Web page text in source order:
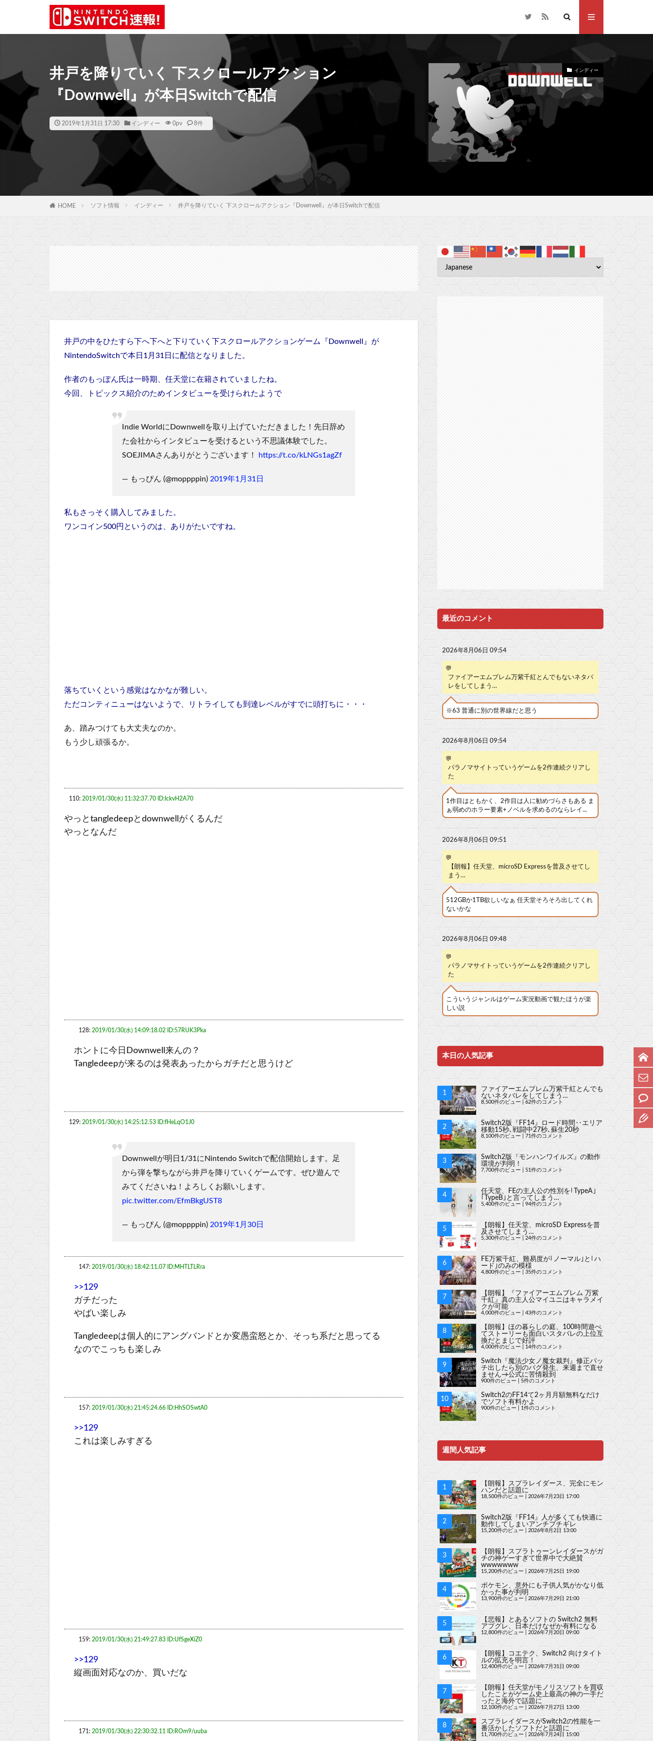
井戸を降りていく 下スクロールアクション
『Downwell』が本日Switchで配信
2019年1月31日 17:30 インディー 0pv 8件
インディー
HOME ソフト情報 インディー 井戸を降りていく 下スクロールアクション『Downwell』が本日Switchで配信
井戸の中をひたすら下へ下へと下りていく下スクロールアクションゲーム『Downwell』が
NintendoSwitchで本日1月31日に配信となりました。
作者のもっぽん氏は一時期、任天堂に在籍されていましたね。
今回、トピックス紹介のためインタビューを受けられたようで
Indie WorldにDownwellを取り上げていただきました！先日辞め
た会社からインタビューを受けるという不思議体験でした。
SOEJIMAさんありがとうございます！ https://t.co/kLNGs1agZf
— もっぴん (@moppppin) 2019年1月31日
私もさっそく購入してみました。
ワンコイン500円というのは、ありがたいですね。
落ちていくという感覚はなかなが難しい。
ただコンティニューはないようで、リトライしても到達レベルがすでに頭打ちに・・・
あ、踏みつけても大丈夫なのか。
もう少し頑張るか。
110: 2019/01/30(水) 11:32:37.70 ID:IckvH2A70
やっとtangledeepとdownwellがくるんだ
やっとなんだ
128: 2019/01/30(水) 14:09:18.02 ID:57RUK3Pka
ホントに今日Downwell来んの？
Tangledeepが来るのは発表あったからガチだと思うけど
129: 2019/01/30(水) 14:25:12.53 ID:fHeLqO1J0
Downwellが明日1/31にNintendo Switchで配信開始します。足
から弾を撃ちながら井戸を降りていくゲームです。ぜひ遊んで
みてくださいね！よろしくお願いします。
pic.twitter.com/EfmBkgUST8
— もっぴん (@moppppin) 2019年1月30日
147: 2019/01/30(水) 18:42:11.07 ID:MHTLTLRra
>>129
ガチだった
やばい楽しみ
Tangledeepは個人的にアングバンドとか変愚蛮怒とか、そっち系だと思ってる
なのでこっちも楽しみ
157: 2019/01/30(水) 21:45:24.66 ID:HhSOSwtA0
>>129
これは楽しみすぎる
159: 2019/01/30(水) 21:49:27.83 ID:UfSgeXiZ0
>>129
縦画面対応なのか、買いだな
171: 2019/01/30(水) 22:30:32.11 ID:ROm9/uuba
最近のコメント
2026年8月06日 09:54
💬
ファイアーエムブレム万紫千紅とんでもないネタバ
レをしてしまう…
※63 普通に別の世界線だと思う
2026年8月06日 09:54
💬
パラノマサイトっていうゲームを2作連続クリアし
た
1作目はともかく、2作目は人に勧めづらさもある ま
ぁ弱めのホラー要素+ノベルを求めるのならレイ...
2026年8月06日 09:51
💬
【朗報】任天堂、microSD Expressを普及させてし
まう…
512GBか1TB欲しいなぁ 任天堂そろそろ出してくれ
ないかな
2026年8月06日 09:48
💬
パラノマサイトっていうゲームを2作連続クリアし
た
こういうジャンルはゲーム実況動画で観たほうが楽
しい説
本日の人気記事
ファイアーエムブレム万紫千紅とんでも
ないネタバレをしてしまう…
8,500件のビュー 62件のコメント
Switch2版『FF14』ロード時間‥エリア
移動15秒､戦闘中27秒､蘇生20秒
8,100件のビュー| 71件のコメント
Switch2版『モンハンワイルズ』の動作
環境が判明！
7,700件のビュー 51件のコメント
任天堂、FEの主人公の性別を｢TypeA｣
｢TypeB｣と言ってしまう…
5,400件のビュー 94件のコメント
【朗報】任天堂、microSD Expressを普
及させてしまう…
5,300件のビュー| 24件のコメント
FE万紫千紅、難易度が｢ノーマル｣と｢ハ
ード｣のみの模様
4,800件のビュー 35件のコメント
【朗報】『ファイアーエムブレム 万紫
千紅』真の主人公マイユニはキャラメイ
クが可能
4,000件のビュー 43件のコメント
【朗報】ほの暮らしの庭、100時間遊べ
てストーリーも面白いスタバレの上位互
換だとまじで好評
4,000件のビュー 14件のコメント
Switch『魔法少女ノ魔女裁判』修正パッ
チ出したら別のバグ発生、来週まで直せ
ません→公式に苦情殺到
900件のビュー 5件のコメント
Switch2のFF14て2ヶ月月額無料なだけ
でソフト有料かよ
900件のビュー 1件のコメント
週間人気記事
【朗報】スプラレイダース、完全にモン
ハンだと話題に
18,500件のビュー 2026年7月23日 17:00
Switch2版『FF14』人が多くても快適に
動作してしまいアンチブチギレ
15,200件のビュー 2026年8月2日 13:00
【朗報】スプラトゥーンレイダースがガ
チの神ゲーすぎて世界中で大絶賛
wwwwwww
15,200件のビュー 2026年7月25日 19:00
ポケモン、意外にも子供人気がかなり低
かった事が判明
13,900件のビュー 2026年7月29日 21:00
【悲報】とあるソフトの Switch2 無料
アプグレ、日本だけなぜか有料になる
12,800件のビュー 2026年7月20日 09:00
【朗報】コエテク、Switch2 向けタイト
ルの拡充を明言！
12,400件のビュー 2026年7月31日 09:00
【朗報】任天堂がモノリスソフトを買収
したことがゲーム史上最高の神の一手だ
ったと海外で話題に
12,100件のビュー 2026年7月27日 13:00
スプラレイダースがSwitch2の性能を一
番活かしたソフトだと話題に
11,700件のビュー 2026年7月24日 15:00